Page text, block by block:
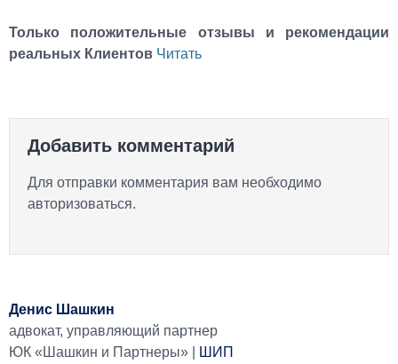
Только положительные отзывы и рекомендации
реальных Клиентов Читать
Добавить комментарий
Для отправки комментария вам необходимо
авторизоваться.
Денис Шашкин
адвокат, управляющий партнер
ЮК «Шашкин и Партнеры» |
ШИП